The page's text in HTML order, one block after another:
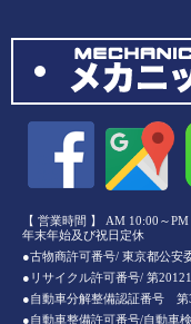
【 営業時間 】 AM 10:00～
年末年始及び祝日定休
●古物商許可番号/ 東京都公
●リサイクル許可番号/ 第
●自動車分解整備認証番号 第
●自動車整備許可番号/自動車